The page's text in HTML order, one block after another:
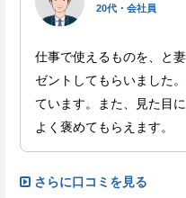
20代・会社員
仕事で使えるものを、と
ゼントしてもらいました
ています。また、見た目
よく褒めてもらえます。
さらに口コミを見る